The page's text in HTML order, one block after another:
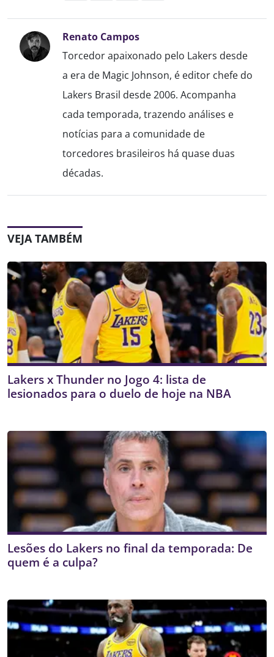
Renato Campos
Torcedor apaixonado pelo Lakers desde
a era de Magic Johnson, é editor chefe do
Lakers Brasil desde 2006. Acompanha
cada temporada, trazendo análises e
notícias para a comunidade de
torcedores brasileiros há quase duas
décadas.
VEJA TAMBÉM
Lakers x Thunder no Jogo 4: lista de
lesionados para o duelo de hoje na NBA
Lesões do Lakers no final da temporada: De
quem é a culpa?